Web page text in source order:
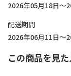
2026年05月18日～
配送期間
2026年06月11日～
この商品を見